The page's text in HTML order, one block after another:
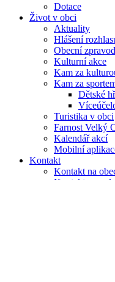
Dotace
Život v obci
Aktuality
Hlášení
Obecní
Kulturní akce
Kam za
Kam za
Dětské
Turistika v obci
Farnost Velký
Kalendář akcí
Mobilní
Kontakt
Kontakt na
Kontakty na